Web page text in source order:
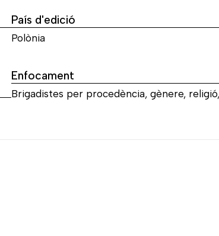
País d'edició
Polònia
Enfocament
Brigadistes per procedència, gènere,